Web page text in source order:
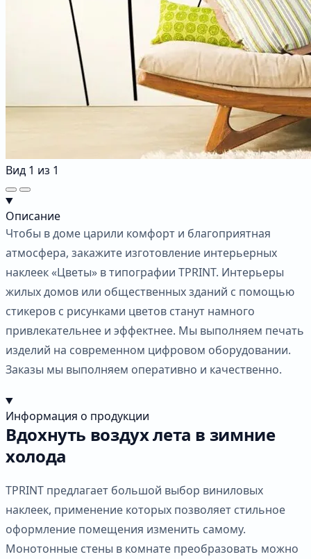
Вид 1 из 1
Описание
Чтобы в доме царили комфорт и благоприятная
атмосфера, закажите изготовление интерьерных
наклеек «Цветы» в типографии TPRINT. Интерьеры
жилых домов или общественных зданий с помощью
стикеров с рисунками цветов станут намного
привлекательнее и эффектнее. Мы выполняем печать
изделий на современном цифровом оборудовании.
Заказы мы выполняем оперативно и качественно.
Информация о продукции
Вдохнуть воздух лета в зимние
холода
TPRINT предлагает большой выбор виниловых
наклеек, применение которых позволяет стильное
оформление помещения изменить самому.
Монотонные стены в комнате преобразовать можно